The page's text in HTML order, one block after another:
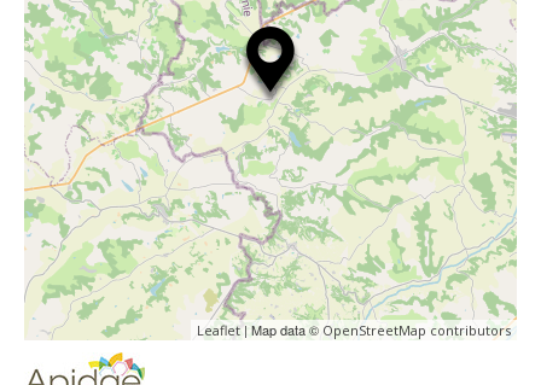
Leaflet| Map data © OpenStreetMap contributors